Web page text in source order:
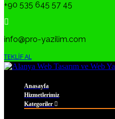
+90 535 645 57 45
info@pro-yazilim.com
TEKLİF AL
Anasayfa
Hizmetlerimiz
Kategoriler